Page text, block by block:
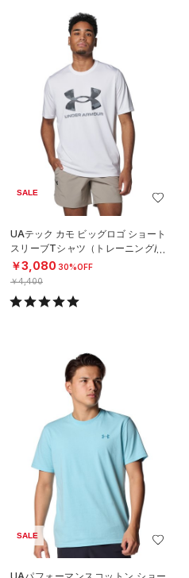
SALE
UAテック カモ ビッグロゴ ショート
スリーブTシャツ（トレーニング/M
EN）
￥3,080 30%OFF
￥4,400
SALE